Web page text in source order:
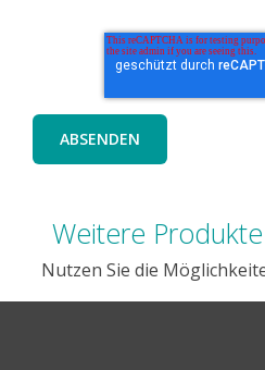
Weitere
Nutzen Sie die